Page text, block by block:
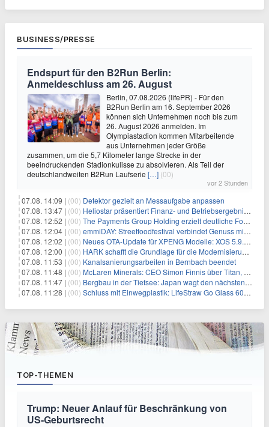
BUSINESS/PRESSE
Endspurt für den B2Run Berlin:
Anmeldeschluss am 26. August
Berlin, 07.08.2026 (lifePR) - Für den
B2Run Berlin am 16. September 2026
können sich Unternehmen noch bis zum
26. August 2026 anmelden. Im
Olympiastadion kommen Mitarbeitende
aus Unternehmen jeder Größe
zusammen, um die 5,7 Kilometer lange Strecke in der
beeindruckenden Stadionkulisse zu absolvieren. Als Teil der
deutschlandweiten B2Run Laufserie […] (00)
vor 2 Stunden
07.08. 14:09 | (00) Detektor gezielt an Messaufgabe anpassen
07.08. 13:47 | (00) Heliostar präsentiert Finanz- und Betriebsergebnis für das zweite Quartal 2026 mit Goldproduktion und Barreserven in Rekordhöhe
07.08. 12:52 | (00) The Payments Group Holding erzielt deutliche Fortschritte bei ihren AI-Projekten
07.08. 12:04 | (00) emmiDAY: Streetfoodfestival verbindet Genuss mit Engagement gegen Brustkrebs
07.08. 12:02 | (00) Neues OTA-Update für XPENG Modelle: XOS 5.9.5 erweitert Sicherheits-, Lade- und Komfortfunktionen
07.08. 12:00 | (00) HARK schafft die Grundlage für die Modernisierung seiner IBM i-Anwendungen
07.08. 11:53 | (00) Kanalsanierungsarbeiten in Bernbach beendet
07.08. 11:48 | (00) McLaren Minerals: CEO Simon Finnis über Titan, Zirkon und Seltene Erden
07.08. 11:47 | (00) Bergbau in der Tiefsee: Japan wagt den nächsten Schritt
07.08. 11:28 | (00) Schluss mit Einwegplastik: LifeStraw Go Glass 600ml bringt gefiltertes Trinkwasser aus der Glasflasche
TOP-THEMEN
Trump: Neuer Anlauf für Beschränkung von
US-Geburtsrecht